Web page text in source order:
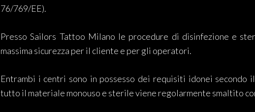
76/769/EE).
Presso Sailors Tattoo Milano le procedure di disinfezione e
massima sicurezza per il cliente e per gli operatori.
Entrambi i centri sono in possesso dei requisiti idonei secondo
tutto il materiale monouso e sterile viene regolarmente smaltito